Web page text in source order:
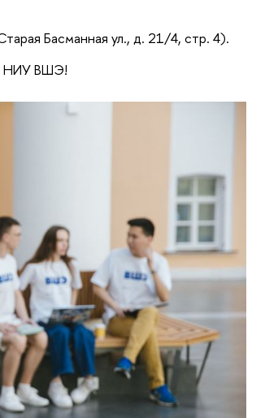
Басманная ул., д. 21/4, стр. 4).
НИУ ВШЭ!